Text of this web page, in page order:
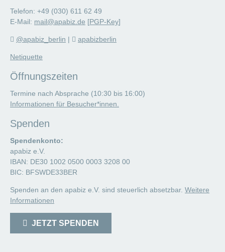
Telefon: +49 (030) 611 62 49
E-Mail: mail@apabiz.de [PGP-Key]
@apabiz_berlin | apabizberlin
Netiquette
Öffnungszeiten
Termine nach Absprache (10:30 bis 16:00)
Informationen für Besucher*innen.
Spenden
Spendenkonto:
apabiz e.V.
IBAN: DE30 1002 0500 0003 3208 00
BIC: BFSWDE33BER
Spenden an den apabiz e.V. sind steuerlich absetzbar. Weitere
Informationen
JETZT SPENDEN